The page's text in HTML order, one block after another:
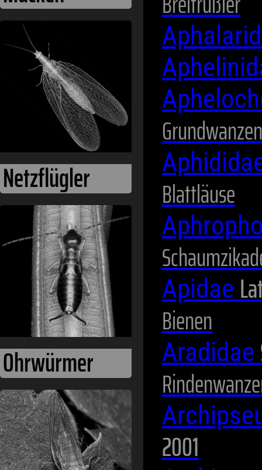
Netzflügler
Ohrwürmer
Pflanzenläuse
Grundwanzen
Blattläuse
Apidae
Bienen
Aradidae
2001